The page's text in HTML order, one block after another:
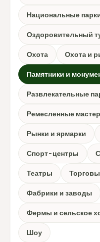
Национальные
Оздоровительный
Охота Охота и
Памятники и
Развлекательные
Ремесленные
Рынки и ярмарки
Спорт-центры
Театры
Фабрики и заводы
Фермы и сельское
Шоу